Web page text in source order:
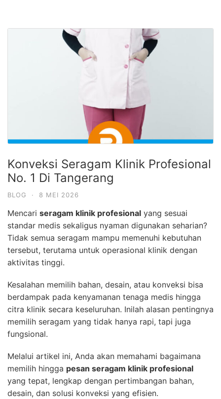
Konveksi Seragam Klinik Profesional
No. 1 Di Tangerang
BLOG · 8 MEI 2026
Mencari seragam klinik profesional yang sesuai
standar medis sekaligus nyaman digunakan seharian?
Tidak semua seragam mampu memenuhi kebutuhan
tersebut, terutama untuk operasional klinik dengan
aktivitas tinggi.
Kesalahan memilih bahan, desain, atau konveksi bisa
berdampak pada kenyamanan tenaga medis hingga
citra klinik secara keseluruhan. Inilah alasan pentingnya
memilih seragam yang tidak hanya rapi, tapi juga
fungsional.
Melalui artikel ini, Anda akan memahami bagaimana
memilih hingga pesan seragam klinik profesional
yang tepat, lengkap dengan pertimbangan bahan,
desain, dan solusi konveksi yang efisien.